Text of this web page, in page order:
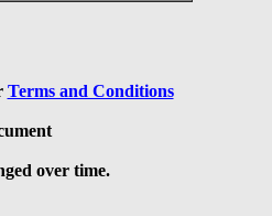
Terms and Conditions
over time.